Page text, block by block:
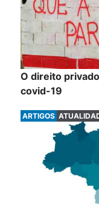
O direito
covid-19
ARTIGOS